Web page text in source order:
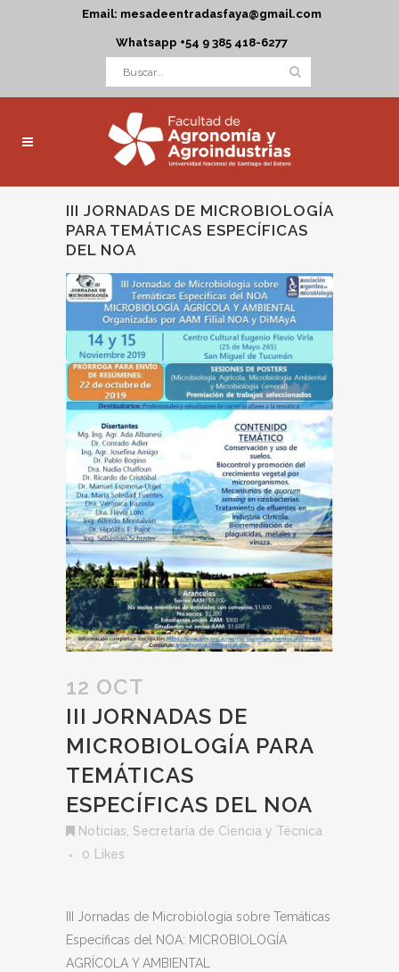
Email: mesadeentradasfaya@gmail.com
Whatsapp +54 9 385 418-6277
III JORNADAS DE MICROBIOLOGÍA
PARA TEMÁTICAS ESPECÍFICAS
DEL NOA
12 OCT
III JORNADAS DE
MICROBIOLOGÍA PARA
TEMÁTICAS
ESPECÍFICAS DEL NOA
Noticias, Secretaría de Ciencia y Técnica
0 Likes
III Jornadas de Microbiología sobre Temáticas
Específicas del NOA: MICROBIOLOGÍA
AGRÍCOLA Y AMBIENTAL